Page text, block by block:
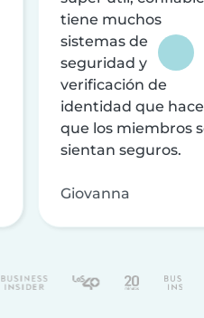
tiene muchos
sistemas de
seguridad y
verificación de
identidad que
que los miembros
sientan seguros.
Giovanna